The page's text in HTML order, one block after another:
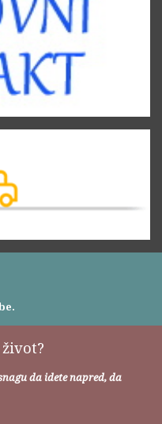
da idete napred, da